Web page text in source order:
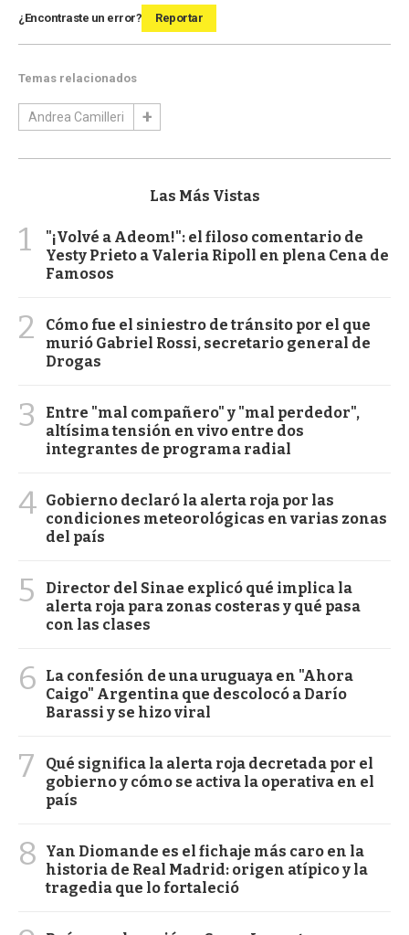
¿Encontraste un error? Reportar
Temas relacionados
Andrea Camilleri
Las Más Vistas
1
"¡Volvé a Adeom!": el filoso comentario de
Yesty Prieto a Valeria Ripoll en plena Cena de
Famosos
2
Cómo fue el siniestro de tránsito por el que
murió Gabriel Rossi, secretario general de
Drogas
3
Entre "mal compañero" y "mal perdedor",
altísima tensión en vivo entre dos
integrantes de programa radial
4 Gobierno declaró la alerta roja por las
condiciones meteorológicas en varias zonas
del país
5
Director del Sinae explicó qué implica la
alerta roja para zonas costeras y qué pasa
con las clases
6
La confesión de una uruguaya en "Ahora
Caigo" Argentina que descolocó a Darío
Barassi y se hizo viral
7
Qué significa la alerta roja decretada por el
gobierno y cómo se activa la operativa en el
país
8
Yan Diomande es el fichaje más caro en la
historia de Real Madrid: origen atípico y la
tragedia que lo fortaleció